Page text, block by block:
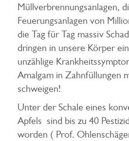
Müllverbrennungsanlagen,
Feuerungsanlagen von
die Tag für Tag massiv
dringen in unsere Körper
unzählige
Amalgam in Zahnfüllungen
schweigen!
Unter der Schale eines
Apfels sind bis zu 40
worden ( Prof.